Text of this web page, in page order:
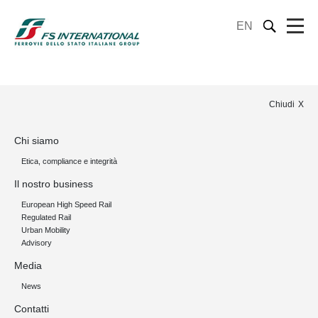
EN
Chiudi
Chi siamo
Etica, compliance e integrità
Il nostro business
European High Speed Rail
Regulated Rail
Urban Mobility
Advisory
Media
News
Contatti